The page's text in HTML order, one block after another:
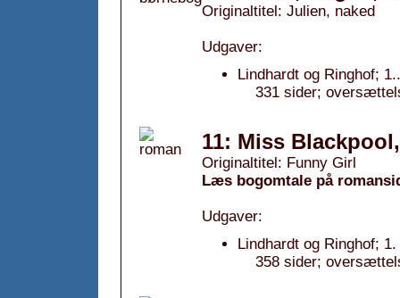
Originaltitel: Julien, naked
Udgaver:
Lindhardt og Ringhof;
331 sider;
11: Miss
Originaltitel: Funny Girl
Læs bogomtale på
Udgaver:
Lindhardt og Ringhof;
358 sider;